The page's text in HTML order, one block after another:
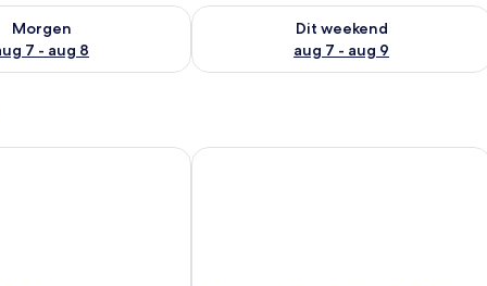
- aug 7
Morgen
7 - aug 8
controleren voor morgen aug 7 - aug 8
Dit weekend
aug 7 - aug 9
De beschikbaarheid controleren
Mammoth Hot Springs & Cabins -